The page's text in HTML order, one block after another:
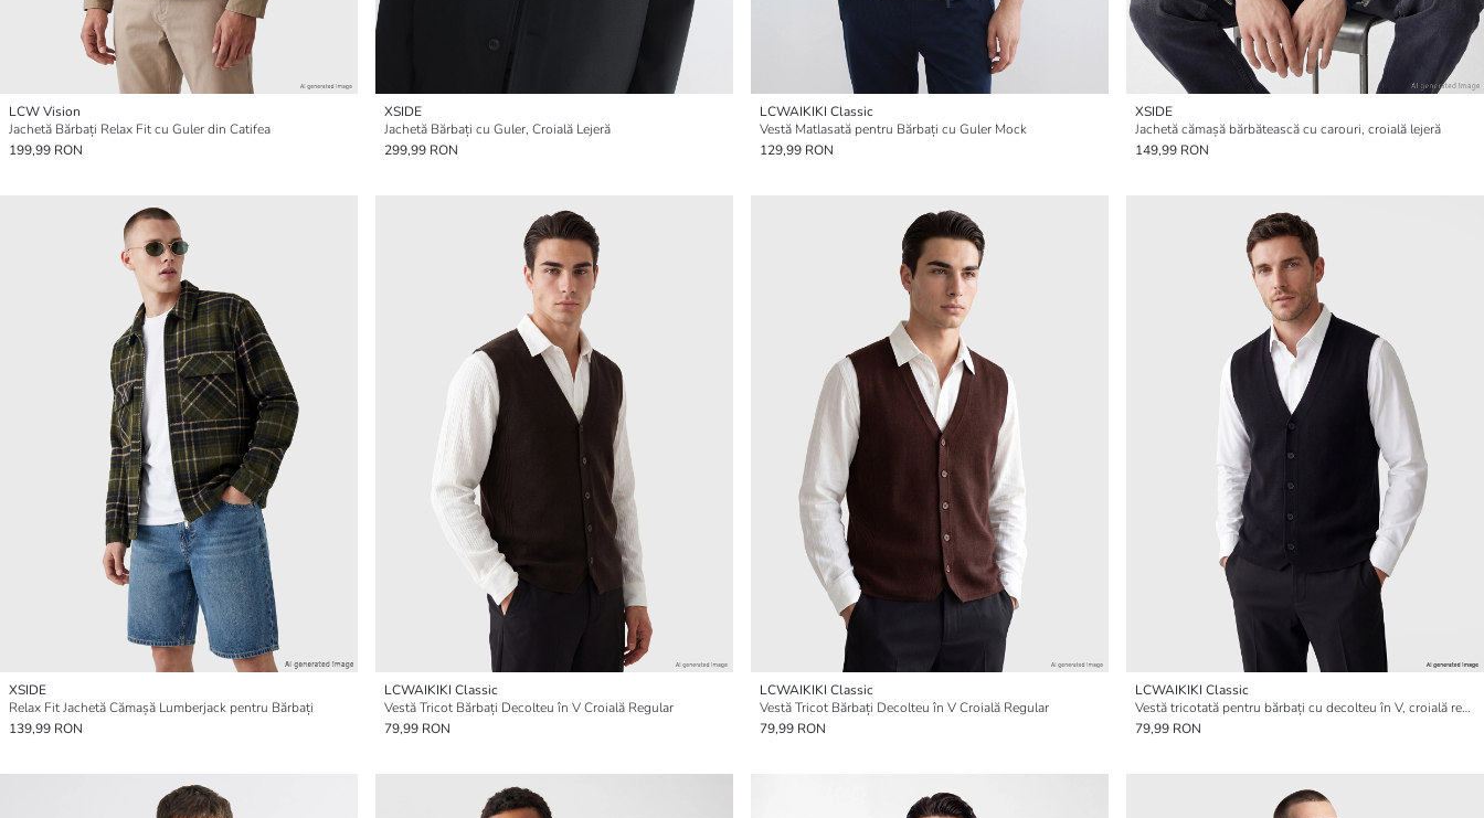
LCW Vision
Jachetă Bărbați Relax Fit cu Guler din Catifea
199,99 RON
XSIDE
Jachetă Bărbați cu Guler, Croială Lejeră
299,99 RON
LCWAIKIKI Classic
Vestă Matlasată pentru Bărbați cu Guler Mock
129,99 RON
XSIDE
Jachetă cămașă bărbătească cu carouri, croială lejeră
149,99 RON
XSIDE
Relax Fit Jachetă Cămașă Lumberjack pentru Bărbați
139,99 RON
LCWAIKIKI Classic
Vestă Tricot Bărbați Decolteu în V Croială Regular
79,99 RON
LCWAIKIKI Classic
Vestă Tricot Bărbați Decolteu în V Croială Regular
79,99 RON
LCWAIKIKI Classic
Vestă tricotată pentru bărbați cu decolteu în V, croială regular fit
79,99 RON